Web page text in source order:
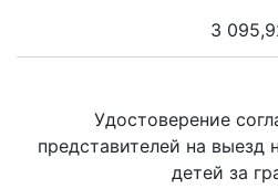
3
Удостоверение
представителей на выезд
детей за